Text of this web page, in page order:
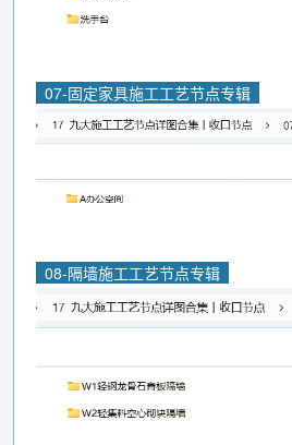
07-固定家具施工工艺节点专辑
08-隔墙施工工艺节点专辑